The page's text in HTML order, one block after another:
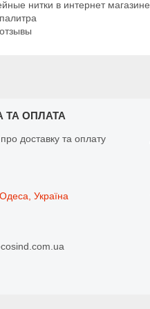
нитки в интернет магазине
ТА ОПЛАТА
доставку та оплату
Україна